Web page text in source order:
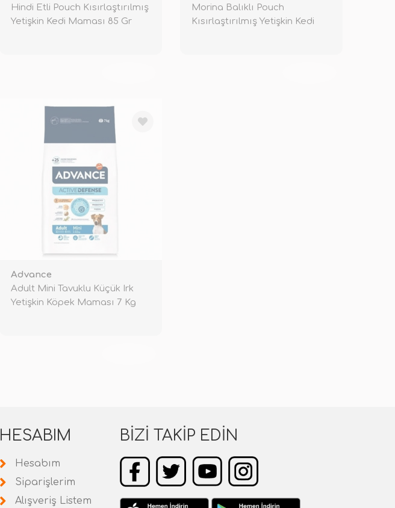
Hindi Etli Pouch Kısırlaştırılmış
Yetişkin Kedi Maması 85 Gr
Morina Balıklı Pouch
Kısırlaştırılmış Yetişkin Kedi
Advance
Adult Mini Tavuklu Küçük Irk
Yetişkin Köpek Maması 7 Kg
HESABIM
Hesabım
Siparişlerim
Alışveriş Listem
BIZI TAKIP EDIN